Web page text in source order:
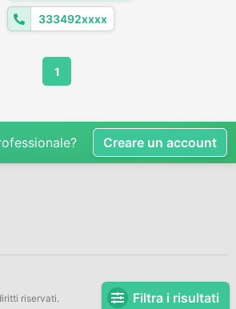
Filtra i risultati
linea di produzione addetto all'avviame...
333492xxxx
1
Creare un account
riservati.